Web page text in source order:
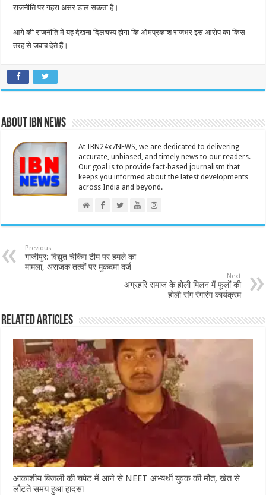
राजनीति पर गहरा असर डाल सकता है।
आगे की राजनीति में यह देखना दिलचस्प होगा कि ओमप्रकाश राजभर इस आरोप का किस
तरह से जवाब देते हैं।
About IBN NEWS
At IBN24x7NEWS, we are dedicated to delivering
accurate, unbiased, and timely news to our readers.
Our goal is to provide fact-based journalism that
keeps you informed about the latest developments
across India and beyond.
Previous
गाजीपुर: विद्युत चेकिंग टीम पर हमले का
मामला, अराजक तत्वों पर मुकदमा दर्ज
Next
अग्रहरि समाज के होली मिलन में फूलों की
होली संग रंगारंग कार्यक्रम
Related Articles
आकाशीय बिजली की चपेट में आने से NEET अभ्यर्थी युवक की मौत, खेत से
लौटते समय हुआ हादसा